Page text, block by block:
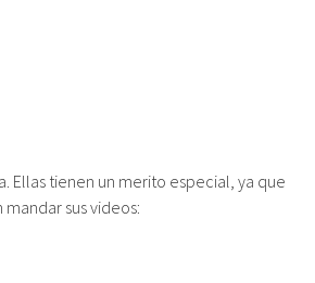
Ellas tienen un merito especial, ya que
sus videos: